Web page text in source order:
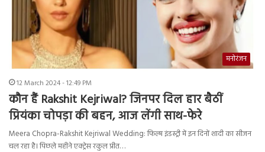
मनोरंजन
12 March 2024 - 12:49 PM
कौन हैं Rakshit Kejriwal? जिनपर दिल हार बैठीं
प्रियंका चोपड़ा की बहन, आज लेंगी साथ-फेरे
Meera Chopra-Rakshit Kejriwal Wedding: फिल्म इंडस्ट्री में इन दिनों शादी का सीजन
चल रहा है। पिछले महीने एक्ट्रेस रकुल प्रीत…